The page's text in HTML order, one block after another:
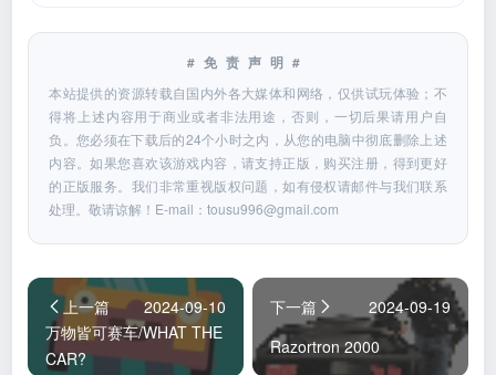
#免责声明#
本站提供的资源转载自国内外各大媒体和网络，仅供试玩体验；不
得将上述内容用于商业或者非法用途，否则，一切后果请用户自
负。您必须在下载后的24个小时之内，从您的电脑中彻底删除上述
内容。如果您喜欢该游戏内容，请支持正版，购买注册，得到更好
的正版服务。我们非常重视版权问题，如有侵权请邮件与我们联系
处理。敬请谅解！E-mail：tousu996@gmail.com
上一篇
2024-09-10
万物皆可赛车/WHAT THE
CAR?
下一篇
2024-09-19
Razortron 2000